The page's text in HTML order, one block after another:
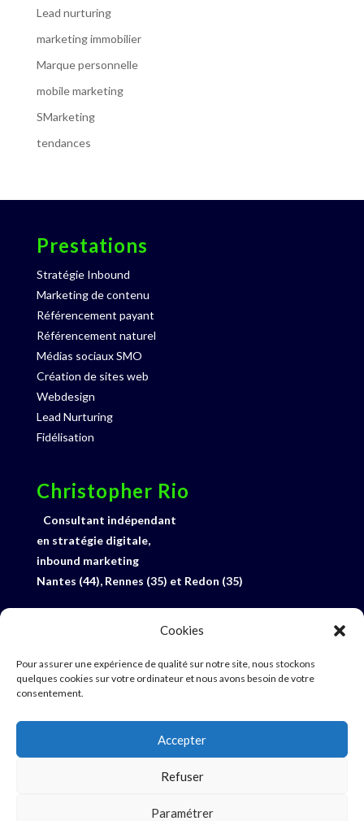
Cookies
Pour assurer une expérience de qualité sur notre site, nous stockons
quelques cookies sur votre ordinateur et nous avons besoin de votre
consentement.
Accepter
Refuser
Paramétrer
Lead nurturing
marketing immobilier
Marque personnelle
mobile marketing
SMarketing
tendances
Prestations
Stratégie Inbound
Marketing de contenu
Référencement payant
Référencement naturel
Médias sociaux SMO
Création de sites web
Webdesign
Lead Nurturing
Fidélisation
Christopher Rio
Consultant indépendant
en stratégie digitale,
inbound marketing
Nantes (44), Rennes (35) et Redon (35)
E-mail
56350 Saint-Perreux